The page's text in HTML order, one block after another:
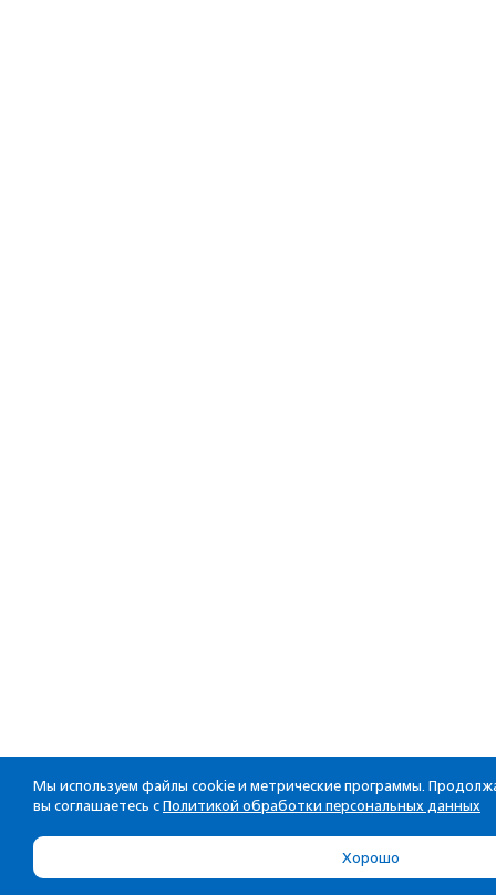
Мы используем файлы cookie и метрические программы.
вы соглашаетесь с Политикой обработки персональных данных
Хорошо